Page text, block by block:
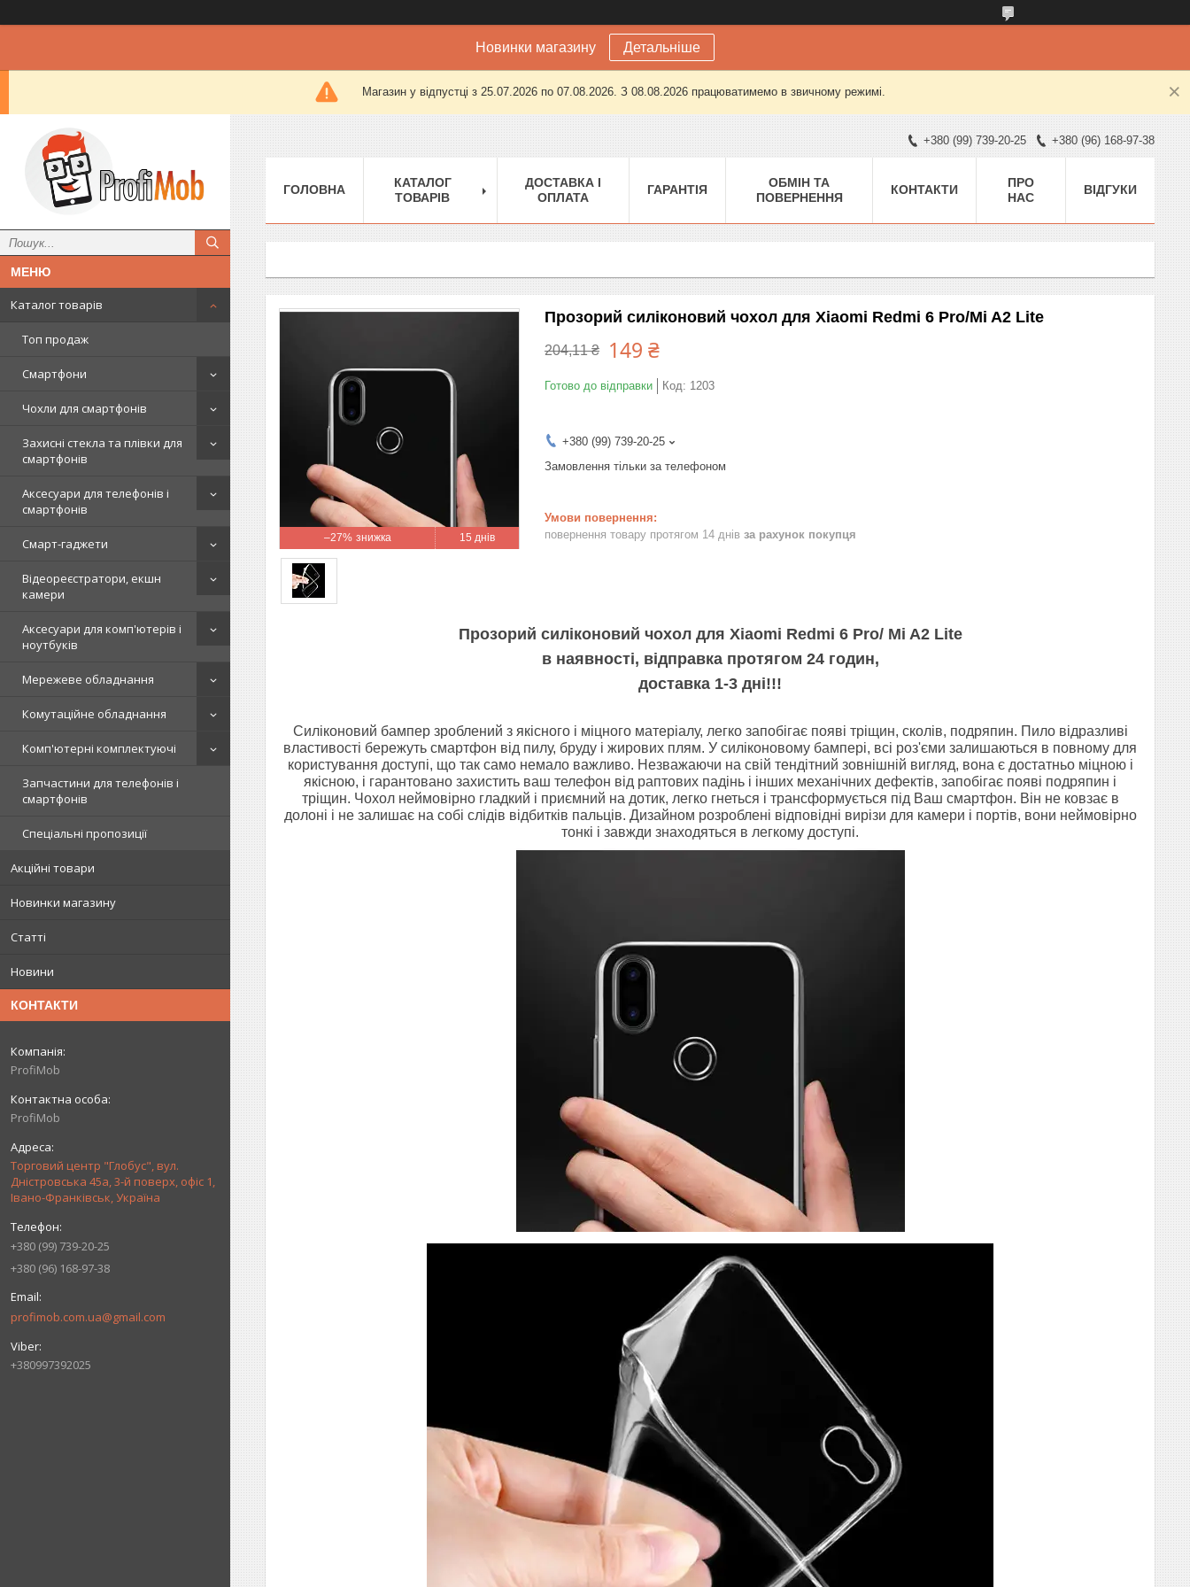
Новинки магазину Детальніше
Магазин у відпустці з 25.07.2026 по 07.08.2026. З 08.08.2026 працюватимемо в звичному режимі.
Каталог товарів
Топ продаж
Смартфони
Чохли для смартфонів
Захисні стекла та плівки для
смартфонів
Аксесуари для телефонів і
смартфонів
Смарт-гаджети
Відеореєстратори, екшн
камери
Аксесуари для комп'ютерів і
ноутбуків
Мережеве обладнання
Комутаційне обладнання
Комп'ютерні комплектуючі
Запчастини для телефонів і
смартфонів
Спеціальні пропозиції
Акційні товари
Новинки магазину
Статті
Новини
КОНТАКТИ
ProfiMob
ProfiMob
Торговий центр "Глобус", вул.
Дністровська 45а, 3-й поверх, офіс 1,
Івано-Франківськ, Україна
+380 (99) 739-20-25
+380 (96) 168-97-38
profimob.com.ua@gmail.com
+380997392025
+380 (99) 739-20-25 +380 (96) 168-97-38
ГОЛОВНА
КАТАЛОГ
ТОВАРІВ
ДОСТАВКА І
ОПЛАТА
ГАРАНТІЯ
ОБМІН ТА
ПОВЕРНЕННЯ
КОНТАКТИ
ПРО
НАС
ВІДГУКИ
–27% 15 днів
Прозорий силіконовий чохол для Xiaomi Redmi 6 Pro/Mi A2 Lite
204,11 ₴ 149 ₴
Готово до відправки Код: 1203
+380 (99) 739-20-25
Замовлення тільки за телефоном
повернення товару протягом 14 днів за рахунок покупця
Прозорий силіконовий чохол для Xiaomi Redmi 6 Pro/ Mi A2 Lite
в наявності, відправка протягом 24 годин,
доставка 1-3 дні!!!
Силіконовий бампер зроблений з якісного і міцного матеріалу, легко запобігає появі тріщин, сколів, подряпин. Пило відразливі
властивості бережуть смартфон від пилу, бруду і жирових плям. У силіконовому бампері, всі роз'єми залишаються в повному для
користування доступі, що так само немало важливо. Незважаючи на свій тендітний зовнішній вигляд, вона є достатньо міцною і
якісною, і гарантовано захистить ваш телефон від раптових падінь і інших механічних дефектів, запобігає появі подряпин і
тріщин. Чохол неймовірно гладкий і приємний на дотик, легко гнеться і трансформується під Ваш смартфон. Він не ковзає в
долоні і не залишає на собі слідів відбитків пальців. Дизайном розроблені відповідні вирізи для камери і портів, вони неймовірно
тонкі і завжди знаходяться в легкому доступі.